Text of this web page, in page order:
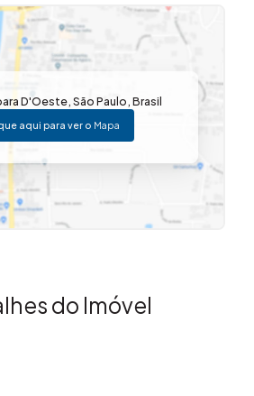
uma tranquilidade imensurável.
(19)3648-8494 Imovibe
causa magia em VOCÊ
D'Oeste,São Paulo,Brasil
aqui para ver o Mapa
do Imóvel